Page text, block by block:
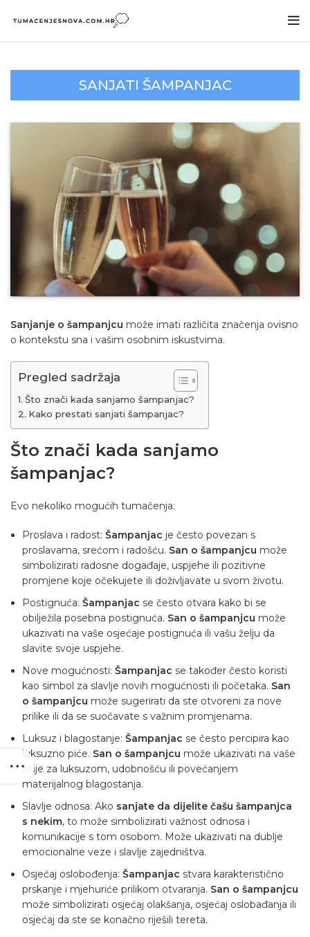
SANJATI ŠAMPANJAC
Sanjanje o šampanjcu može imati različita značenja ovisno
o kontekstu sna i vašim osobnim iskustvima.
Pregled sadržaja
Što znači kada sanjamo šampanjac?
Kako prestati sanjati šampanjac?
Što znači kada sanjamo
šampanjac?
Evo nekoliko mogućih tumačenja:
Proslava i radost: Šampanjac je često povezan s
proslavama, srećom i radošću. San o šampanjcu može
simbolizirati radosne događaje, uspjehe ili pozitivne
promjene koje očekujete ili doživljavate u svom životu.
Postignuća: Šampanjac se često otvara kako bi se
obilježila posebna postignuća. San o šampanjcu može
ukazivati ​​na vaše osjećaje postignuća ili vašu želju da
slavite svoje uspjehe.
Nove mogućnosti: Šampanjac se također često koristi
kao simbol za slavlje novih mogućnosti ili početaka. San
o šampanjcu može sugerirati da ste otvoreni za nove
prilike ili da se suočavate s važnim promjenama.
Luksuz i blagostanje: Šampanjac se često percipira kao
luksuzno piće. San o šampanjcu može ukazivati ​​na vaše
želje za luksuzom, udobnošću ili povećanjem
materijalnog blagostanja.
Slavlje odnosa: Ako sanjate da dijelite čašu šampanjca
s nekim, to može simbolizirati važnost odnosa i
komunikacije s tom osobom. Može ukazivati ​​na dublje
emocionalne veze i slavlje zajedništva.
Osjećaj oslobođenja: Šampanjac stvara karakteristično
prskanje i mjehuriće prilikom otvaranja. San o šampanjcu
može simbolizirati osjećaj olakšanja, osjećaj oslobađanja ili
osjećaj da ste se konačno riješili tereta.